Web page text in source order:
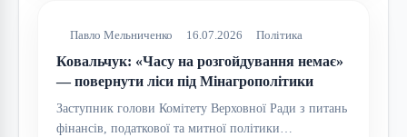
Павло Мельниченко 16.07.2026 Політика
Ковальчук: «Часу на розгойдування немає»
— повернути ліси під Мінагрополітики
Заступник голови Комітету Верховної Ради з питань
фінансів, податкової та митної політики…